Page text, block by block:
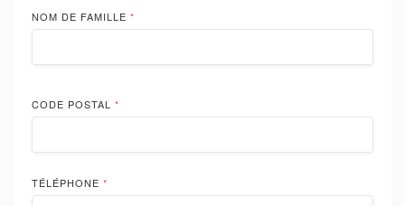
NOM DE FAMILLE *
CODE POSTAL *
TÉLÉPHONE *